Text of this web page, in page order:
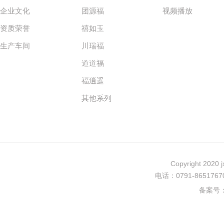
企业文化
资质荣誉
生产车间
团源福
禧如玉
川瑞福
道道福
福逍遥
其他系列
视频播放
Copyright 2020
电话：0791-
备案号